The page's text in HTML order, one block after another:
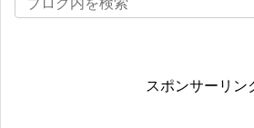
スポンサーリン